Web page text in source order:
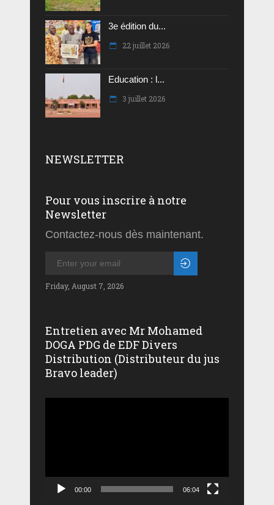
3e édition du...
22 juillet 2026
Education : l...
3 juillet 2026
NEWSLETTER
Pour vous inscrire à notre
Newsletter
Contactez-nous dès maintenant.
Friday, August 7, 2026
Entretien avec Mr Mohamed
DOGA PDG de EDF Divers
Distribution (Distributeur du jus
Bravo leader)
00:00 06:04